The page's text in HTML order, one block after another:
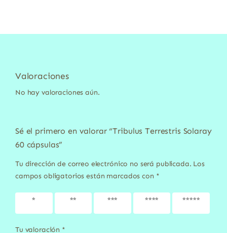
Valoraciones
No hay valoraciones aún.
Sé el primero en valorar “Tribulus Terrestris Solaray
60 cápsulas”
Tu dirección de correo electrónico no será publicada. Los
campos obligatorios están marcados con *
1 de 5
2 de 5
3 de 5
4 de 5
5 de 5
Tu valoración *